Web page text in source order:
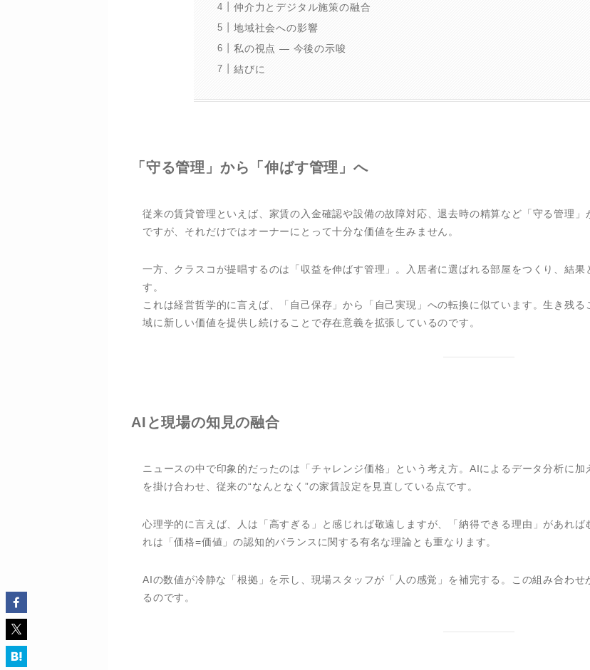
仲介力とデジタル施策の融合
地域社会への影響
私の視点 ― 今後の示唆
結びに
「守る管理」から「伸ばす管理」へ
従来の賃貸管理といえば、家賃の入金確認や設備の故障対応、退去時の精算など「守る管理
ですが、それだけではオーナーにとって十分な価値を生みません。
一方、クラスコが提唱するのは「収益を伸ばす管理」。入居者に選ばれる部屋をつくり、結
す。
これは経営哲学的に言えば、「自己保存」から「自己実現」への転換に似ています。生き残
域に新しい価値を提供し続けることで存在意義を拡張しているのです。
AIと現場の知見の融合
ニュースの中で印象的だったのは「チャレンジ価格」という考え方。AIによるデータ分析に
を掛け合わせ、従来の“なんとなく”の家賃設定を見直している点です。
心理学的に言えば、人は「高すぎる」と感じれば敬遠しますが、「納得できる理由」があれ
れは「価格=価値」の認知的バランスに関する有名な理論とも重なります。
AIの数値が冷静な「根拠」を示し、現場スタッフが「人の感覚」を補完する。この組み合わ
るのです。